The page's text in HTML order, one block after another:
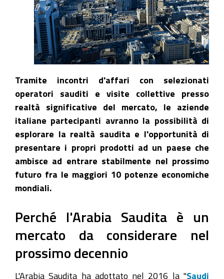
Tramite incontri d'affari con selezionati
operatori sauditi e visite collettive presso
realtà significative del mercato, le aziende
italiane partecipanti avranno la possibilità di
esplorare la realtà saudita e l'opportunità di
presentare i propri prodotti ad un paese che
ambisce ad entrare stabilmente nel prossimo
futuro fra le maggiori 10 potenze economiche
mondiali.
Perché l'Arabia Saudita è un
mercato da considerare nel
prossimo decennio
L'Arabia Saudita ha adottato nel 2016 la "Saudi